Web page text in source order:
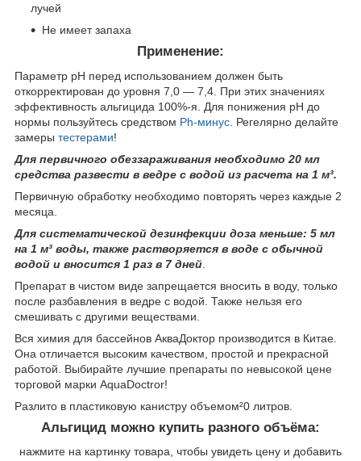
лучей
Не имеет запаха
Применение:
Параметр pH перед использованием должен быть
откорректирован до уровня 7,0 — 7,4. При этих значениях
эффективность альгицида 100%-я. Для понижения pH до
нормы пользуйтесь средством Ph-минус . Регeлярно делайте
замеры тестерами!
Для первичного обеззараживания необходимо 20 мл
средства развести в ведре с водой из расчета на 1 м³.
Первичную обработку необходимо повторять через каждые 2
месяца.
Для систематической дезинфекции доза меньше: 5 мл
на 1 м³ воды, также растворяется в воде с обычной
водой и вносится 1 раз в 7 дней
Препарат в чистом виде запрещается вносить в воду, только
после разбавления в ведре с водой. Также нельзя его
смешивать с другими веществами.
Вся химия для бассейнов АкваДоктор производится в Китае.
Она отличается высоким качеством, простой и прекрасной
работой. Выбирайте лучшие препараты по невысокой цене
торговой марки AquaDoctror!
Разлито в пластиковую канистру объемом²0 литров.
Альгицид можно купить разного объёма:
нажмите на картинку товара, чтобы увидеть цену и добавить